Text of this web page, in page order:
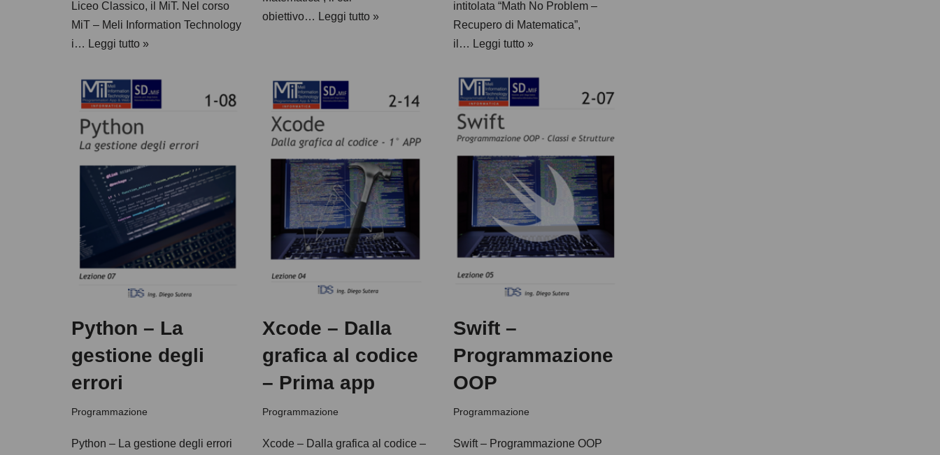
Liceo Classico, il MiT. Nel corso
MiT – Meli Information Technology
i… Leggi tutto »
obiettivo… Leggi tutto »
intitolata “Math No Problem –
Recupero di Matematica”,
il… Leggi tutto »
Python – La
gestione degli
errori
Programmazione
Python – La gestione degli errori
Xcode – Dalla
grafica al codice
– Prima app
Programmazione
Xcode – Dalla grafica al codice –
Swift –
Programmazione
OOP
Programmazione
Swift – Programmazione OOP